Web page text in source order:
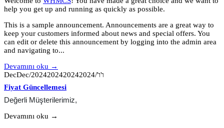
help you get up and running as quickly as possible.
This is a sample announcement. Announcements are a great way to
keep your customers informed about news and special offers. You
can edit or delete this announcement by logging into the admin area
and navigating to...
Devamını oku →
DecDec/ו'ו'/2024202420242024
Fiyat Güncellemesi
Değerli Müşterilerimiz,
Devamını oku →